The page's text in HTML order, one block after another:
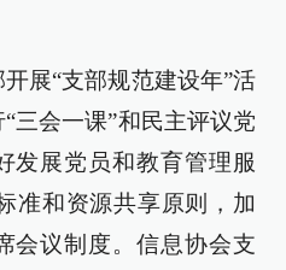
展“支部规范建设年”活
三会一课”和民主评议党
发展党员和教育管理服
准和资源共享原则，加
会议制度。信息协会支